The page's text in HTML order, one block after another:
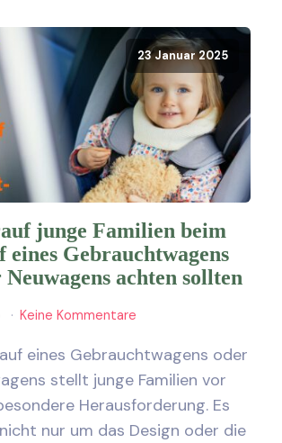
23 Januar 2025
junge Familien beim
eines Gebrauchtwagens
Neuwagens achten sollten
Keine Kommentare
eines Gebrauchtwagens oder
stellt junge Familien vor
Herausforderung. Es
nur um das Design oder die